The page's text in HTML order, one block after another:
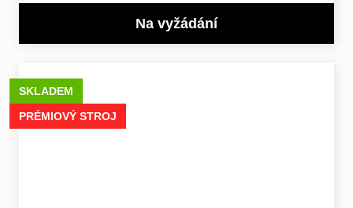
Na vyžádání
SKLADEM
PRÉMIOVÝ STROJ